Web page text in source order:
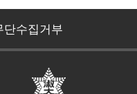
단수집거부